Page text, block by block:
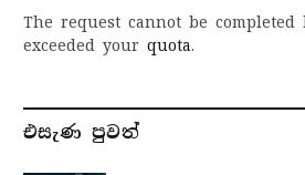
The request cannot be completed
exceeded your quota.
එසැණ පුව​ත්